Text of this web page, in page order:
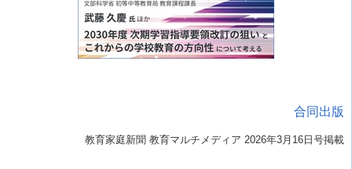
合同出版
教育家庭新聞 教育マルチメディア 2026年3月16日号掲載